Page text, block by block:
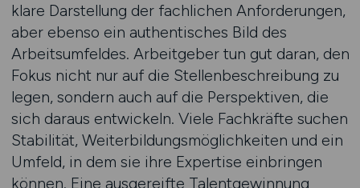
klare Darstellung der fachlichen Anforderungen,
aber ebenso ein authentisches Bild des
Arbeitsumfeldes. Arbeitgeber tun gut daran, den
Fokus nicht nur auf die Stellenbeschreibung zu
legen, sondern auch auf die Perspektiven, die
sich daraus entwickeln. Viele Fachkräfte suchen
Stabilität, Weiterbildungsmöglichkeiten und ein
Umfeld, in dem sie ihre Expertise einbringen
können. Eine ausgereifte Talentgewinnung